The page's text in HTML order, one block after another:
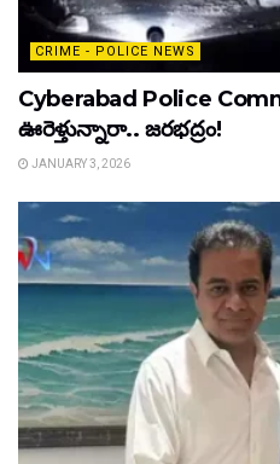
CRIME - POLICE NEWS
Cyberabad Police
ఊరెళ్తున్నారా.. జరభద్రం!
JANUARY 3, 2026